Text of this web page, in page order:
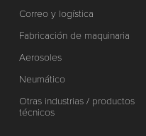
Correo y logística
Fabricación de maquinaria
Aerosoles
Neumático
Otras industrias / productos
técnicos